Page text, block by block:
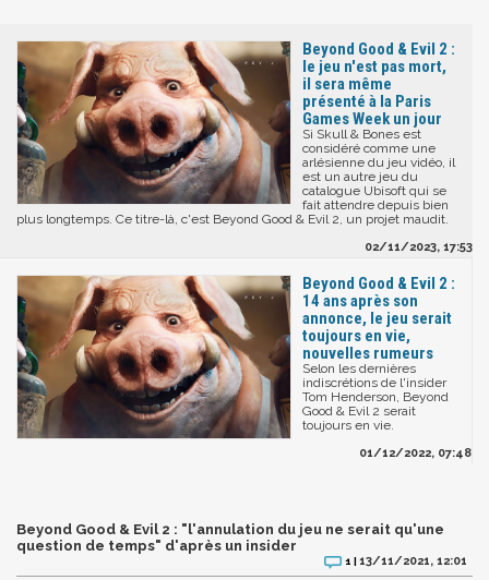
Beyond Good & Evil 2 :
le jeu n'est pas mort,
il sera même
présenté à la Paris
Games Week un jour
Si Skull & Bones est
considéré comme une
arlésienne du jeu vidéo, il
est un autre jeu du
catalogue Ubisoft qui se
fait attendre depuis bien
plus longtemps. Ce titre-là, c'est Beyond Good & Evil 2, un projet maudit.
02/11/2023, 17:53
Beyond Good & Evil 2 :
14 ans après son
annonce, le jeu serait
toujours en vie,
nouvelles rumeurs
Selon les dernières
indiscrétions de l'insider
Tom Henderson, Beyond
Good & Evil 2 serait
toujours en vie.
01/12/2022, 07:48
Beyond Good & Evil 2 : "l'annulation du jeu ne serait qu'une
question de temps" d'après un insider
1 |13/11/2021, 12:01